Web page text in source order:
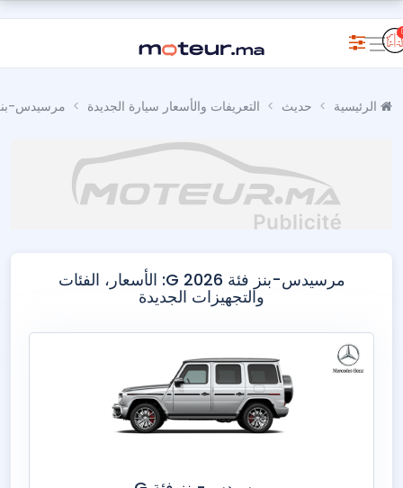
حديث التعريفات والأسعار سيارة الجديدة مرسيدس-
مرسيدس-بنز فئة G 2026: الأسعار، الفئات
والتجهيزات الجديدة